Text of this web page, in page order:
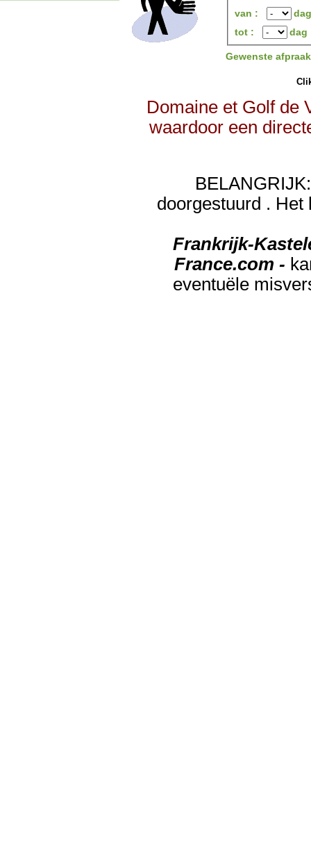
van :
dag
tot :
dag
Gewenste
Domaine et Golf de
waardoor een
doorgestuurd . Het
Frankrijk-
France.com -
eventuële